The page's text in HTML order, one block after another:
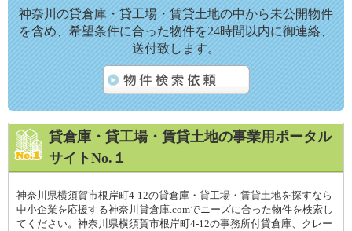
神奈川の貸倉庫・貸工場・賃貸土地の中から未公開物件
を含め、希望条件に合った物件を24時間以内に御連絡、
送付致します。
貸倉庫・貸工場・賃貸土地の事業用ポータル
サイトNo.１
神奈川県横須賀市根岸町4-12の貸倉庫・貸工場・賃貸土地を探すなら
中小企業を応援する神奈川貸倉庫.comでニーズに合った物件を検索し
てください。神奈川県横須賀市根岸町4-12の事務所付貸倉庫、クレー